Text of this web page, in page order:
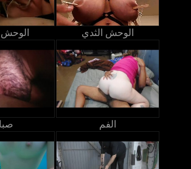
الوحش الوحش الثدي
الفم